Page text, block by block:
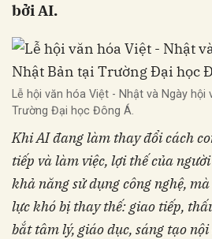
bởi AI.
Lễ hội văn hóa Việt - Nhật và Ngày hội
Trường Đại học Đông Á.
Khi AI đang làm thay đổi cách
tiếp và làm việc, lợi thế của
khả năng sử dụng công nghệ,
lực khó bị thay thế: giao tiếp,
bắt tâm lý, giáo dục, sáng tạo